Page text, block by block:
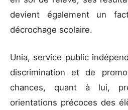
devient également un
décrochage scolaire.
Unia, service public
discrimination et de
chances, quant à lui,
orientations précoces des